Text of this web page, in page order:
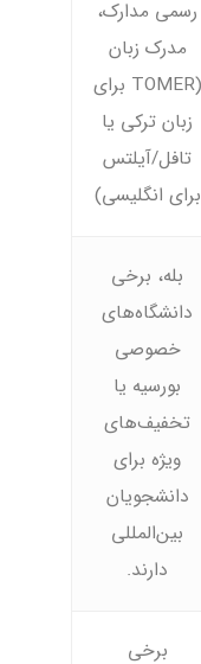
رسمی مدارک،
مدرک زبان
(TOMER برای
زبان ترکی یا
تافل/آیلتس
برای انگلیسی)
بله، برخی
دانشگاه‌های
خصوصی
بورسیه یا
تخفیف‌های
ویژه برای
دانشجویان
بین‌المللی
دارند.
برخی